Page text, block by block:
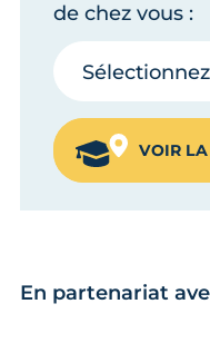
de chez vous :
Sélectionnez
VOIR
En partenariat